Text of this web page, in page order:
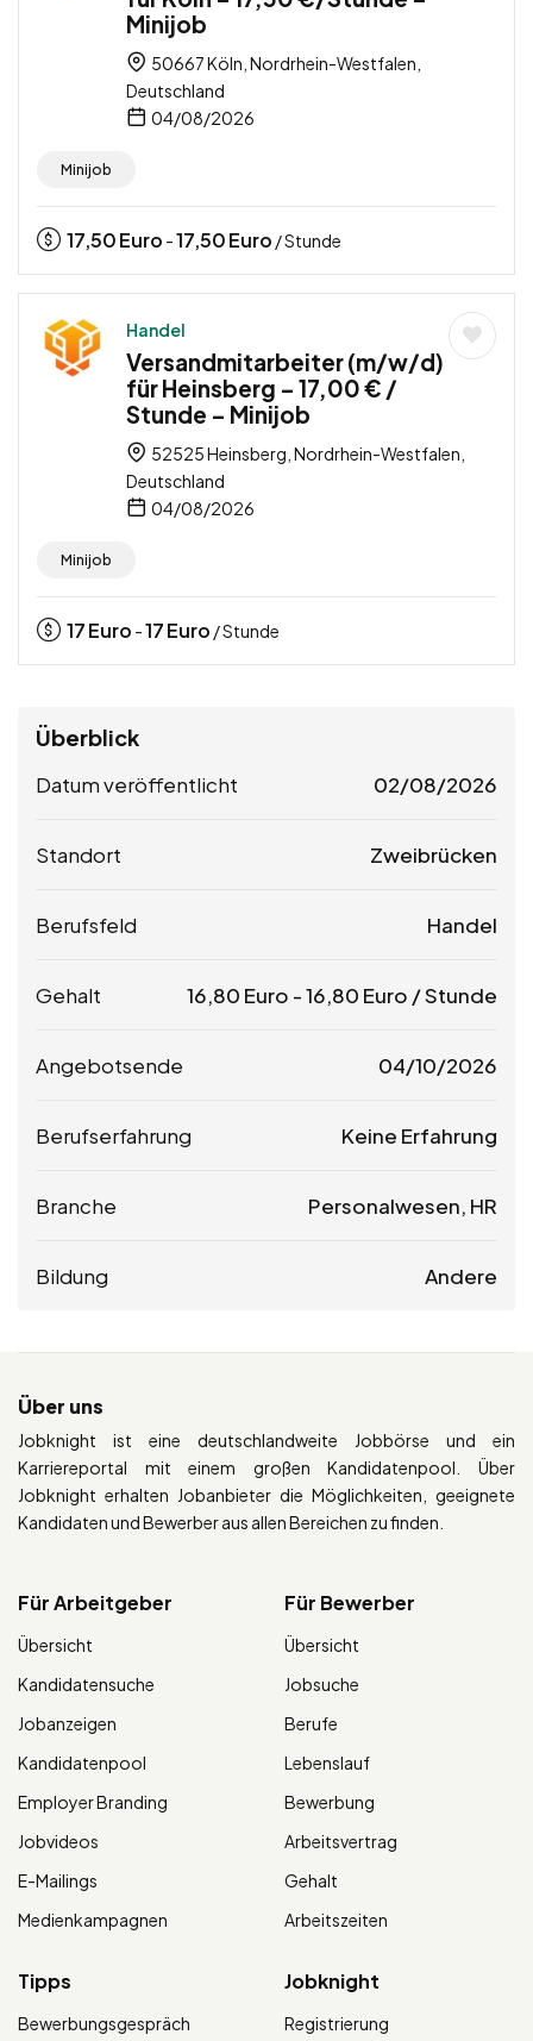
Minijob
50667 Köln, Nordrhein-Westfalen,
Deutschland
04/08/2026
Minijob
17,50Euro -17,50Euro / Stunde
Handel
Versandmitarbeiter (m/w/d)
für Heinsberg – 17,00 € /
Stunde – Minijob
52525 Heinsberg, Nordrhein-Westfalen,
Deutschland
04/08/2026
Minijob
17Euro -17Euro / Stunde
Überblick
Datum veröffentlicht 02/08/2026
Standort Zweibrücken
Berufsfeld Handel
Gehalt 16,80 Euro -16,80 Euro / Stunde
Angebotsende 04/10/2026
Berufserfahrung Keine Erfahrung
Branche Personalwesen, HR
Bildung Andere
Über uns
Jobknight ist eine deutschlandweite Jobbörse und ein
Karriereportal mit einem großen Kandidatenpool. Über
Jobknight erhalten Jobanbieter die Möglichkeiten, geeignete
Kandidaten und Bewerber aus allen Bereichen zu finden.
Für Arbeitgeber
Übersicht
Kandidatensuche
Jobanzeigen
Kandidatenpool
Employer Branding
Jobvideos
E-Mailings
Medienkampagnen
Für Bewerber
Übersicht
Jobsuche
Berufe
Lebenslauf
Bewerbung
Arbeitsvertrag
Gehalt
Arbeitszeiten
Tipps
Bewerbungsgespräch
Jobknight
Registrierung